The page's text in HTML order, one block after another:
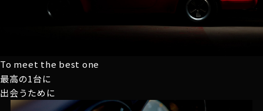
To meet the best one
最高の1台に
出会うために